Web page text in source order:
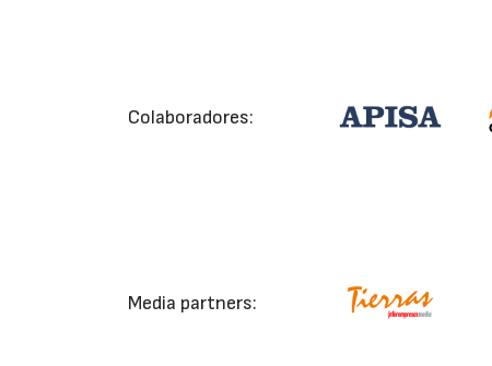
Colaboradores:
Media partners: